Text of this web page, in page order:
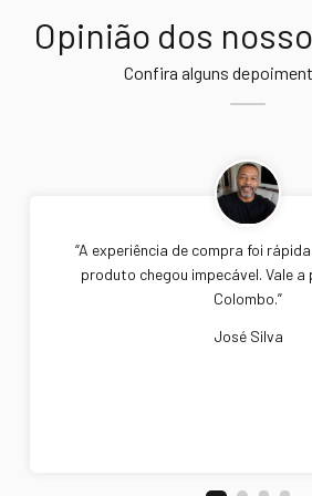
Opinião dos
Confira alguns
“A experiência de compra foi
produto chegou impecável. Vale a
Colombo.”
José Silva